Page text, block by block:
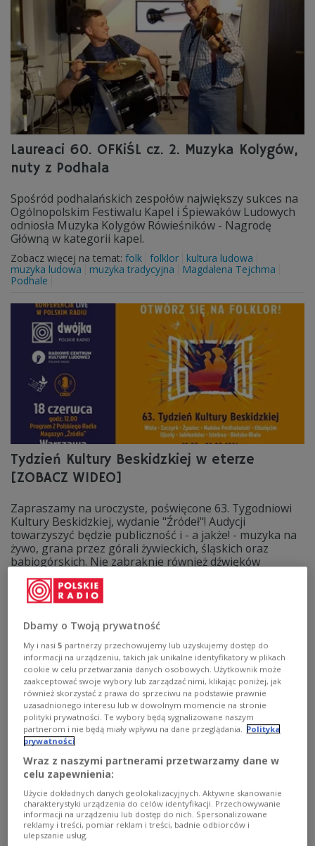
Laureaci 60. OFKiŚL cz. 2. Muzyka Kolygów,
nuty z Podhala
Spośród podhalańskich zespołów największy sukces na
Ogólnopolskim Festiwalu Kapel i Śpiewaków Ludowych
odniosła Muzyka Kolygów Rówieśników - Nagrodę
Główną w kategorii kapel.
Zobacz więcej na temat: folk folklor
kultura ludowa
muzyka ludowa
muzyka tradycyjna
Magdalena Tejchma
Podhale
Tydzień Kultury Beskidzkiej w eterze
[ZOBACZ WIDEO]
Zapraszamy na uroczyste, poświęcone 63. Tygodniowi
Kultury Beskidzkiej, wydanie "Źródeł"! Audycji
towarzyszyć będzie publiczność i - a jakże! - muzyka na
żywo, grana przez górali żywieckich, śląskich oraz
babiogórskich. Nie zabraknie również dźwięków
charakterystycznych instrumentów ludowych i
pasterskich, które od pokoleń tworzą muzyczny
krajobraz Beskidów.
Zobacz więcej na temat:folk folklor
muzyka ludowa
muzyka tradycyjna
Gajdy a dudy żywieckie
Patrycja Zisch zaprasza do wysłuchania opowieści o
Dbamy o Twoją prywatność
My i nasi5 partnerzy przechowujemy lub uzyskujemy dostęp do
informacji na urządzeniu, takich jak unikalne identyfikatory w plikach
cookie w celu przetwarzania danych osobowych. Użytkownik może
zaakceptować swoje wybory lub zarządzać nimi, klikając poniżej, jak
również skorzystać z prawa do sprzeciwu na podstawie prawnie
uzasadnionego interesu lub w dowolnym momencie na stronie
polityki prywatności. Te wybory będą sygnalizowane naszym
partnerom i nie będą miały wpływu na dane przeglądania. Polityka
prywatności
Wraz z naszymi partnerami przetwarzamy dane w
celu zapewnienia:
Użycie dokładnych danych geolokalizacyjnych. Aktywne skanowanie
charakterystyki urządzenia do celów identyfikacji. Przechowywanie
informacji na urządzeniu lub dostęp do nich. Spersonalizowane
reklamy i treści, pomiar reklam i treści, badnie odbiorców i
ulepszanie usług.